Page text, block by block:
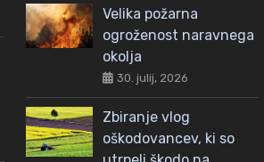
Velika požarna
ogroženost naravnega
okolja
30. julij, 2026
Zbiranje vlog
oškodovancev, ki so